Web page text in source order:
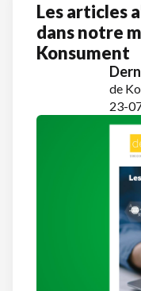
Les articles
dans notre
Konsument
de
23-